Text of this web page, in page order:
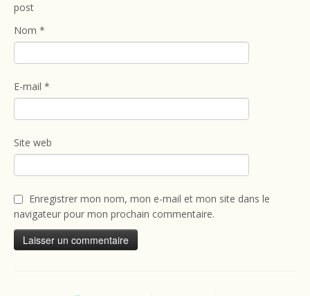
post
Nom *
E-mail *
Site web
Enregistrer mon nom, mon e-mail et mon site dans le
navigateur pour mon prochain commentaire.